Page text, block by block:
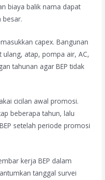
biaya balik nama dapat
capex. Bangunan
atap, pompa air, AC,
tahunan agar BEP tidak
cicilan awal promosi.
beberapa tahun, lalu
setelah periode promosi
kerja BEP dalam
tanggal survei